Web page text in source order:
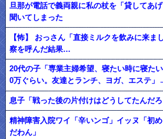
旦那が電話で義両親に私の杖を「貸してあ
聞いてしまった
【怖】 おっさん「直接ミルクを飲みに来
察を呼んだ結果…
20代の子「専業主婦希望、寝たい時に寝た
0万ぐらい。友達とランチ、ヨガ、エステ
息子「戦った後の片付けはどうしてたんだろ
精神障害入院ワイ「辛いンゴ」イッヌ「初
だわん」